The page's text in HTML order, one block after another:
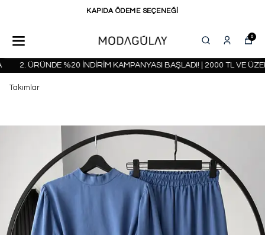
KAPIDA ÖDEME SEÇENEĞİ
0
2. ÜRÜNDE %20 İNDİRİM KAMPANYASI BAŞLADI! | 2000 TL VE ÜZERİ
Takımlar